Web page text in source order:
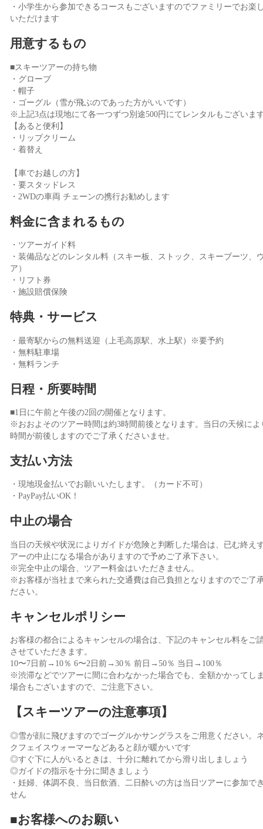
・小学生から参加できるコースもございますのでファミリーでお楽
いただけます
用意するもの
■スキーツアーの持ち物
・グローブ
・帽子
・ゴーグル（雪が飛ぶのであった方がいいです）
※上記3点は現地にて各一つずつ別途500円にてレンタルもございま
【あると便利】
・リップクリーム
・着替え
【車でお越しの方】
・要スタッドレス
・2WDの車両 チェーンの携行お勧めします
料金に含まれるもの
・ツアーガイド料
・装備品などのレンタル料（スキー板、ストック、スキーブーツ、
ア）
・リフト券
・施設賠償保険
特典・サービス
・最寄駅からの無料送迎（上毛高原駅、水上駅）※要予約
・無料駐車場
・無料ランチ
日程・所要時間
■1日に午前と午後の2回の開催となります。
※おおよそのツアー時間は約3時間前後となります。当日の天候によ
時間が前後しますのでご了承くださいませ。
支払い方法
・現地現金払いでお願いいたします。（カード不可）
・PayPay払いOK！
中止の場合
当日の天候や状況によりガイドが危険と判断した場合は、已む終え
アーの中止になる場合がありますので予めご了承下さい。
※完全中止の場合、ツアー料金はいただきません。
※お客様が当社まで来られた交通費は自己負担となりますのでご了
ださい。
キャンセルポリシー
お客様の都合によるキャンセルの場合は、下記のキャンセル料をご
させていただきます。
10〜7日前→10％ 6〜2日前→30％ 前日→50％ 当日→100％
※渋滞などでツアーに間に合わなかった場合でも、全額かかってし
場合もございますので、ご注意下さい。
【スキーツアーの注意事項】
◎雪が顔に飛びますのでゴーグルかサングラスをご用意ください。
クフェイスウォーマーなどあると顔が暖かいです
◎すぐ下に人がいるときは、十分に離れてから滑り出しましょう
◎ガイドの指示を十分に聞きましょう
・妊婦、体調不良、当日飲酒、二日酔いの方は当日ツアーに参加で
せん
■お客様へのお願い